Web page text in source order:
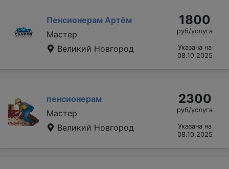
Пенсионерам Артём
Мастер
Великий Новгород
1800
руб/услуга
Указана на
08.10.2025
пенсионерам
Мастер
Великий Новгород
2300
руб/услуга
Указана на
08.10.2025